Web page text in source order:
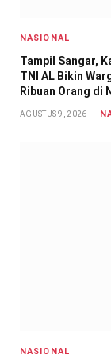
NASIONAL
Tampil Sangar,
TNI AL Bikin
Ribuan Orang di
AGUSTUS 9, 2026
NASIONAL